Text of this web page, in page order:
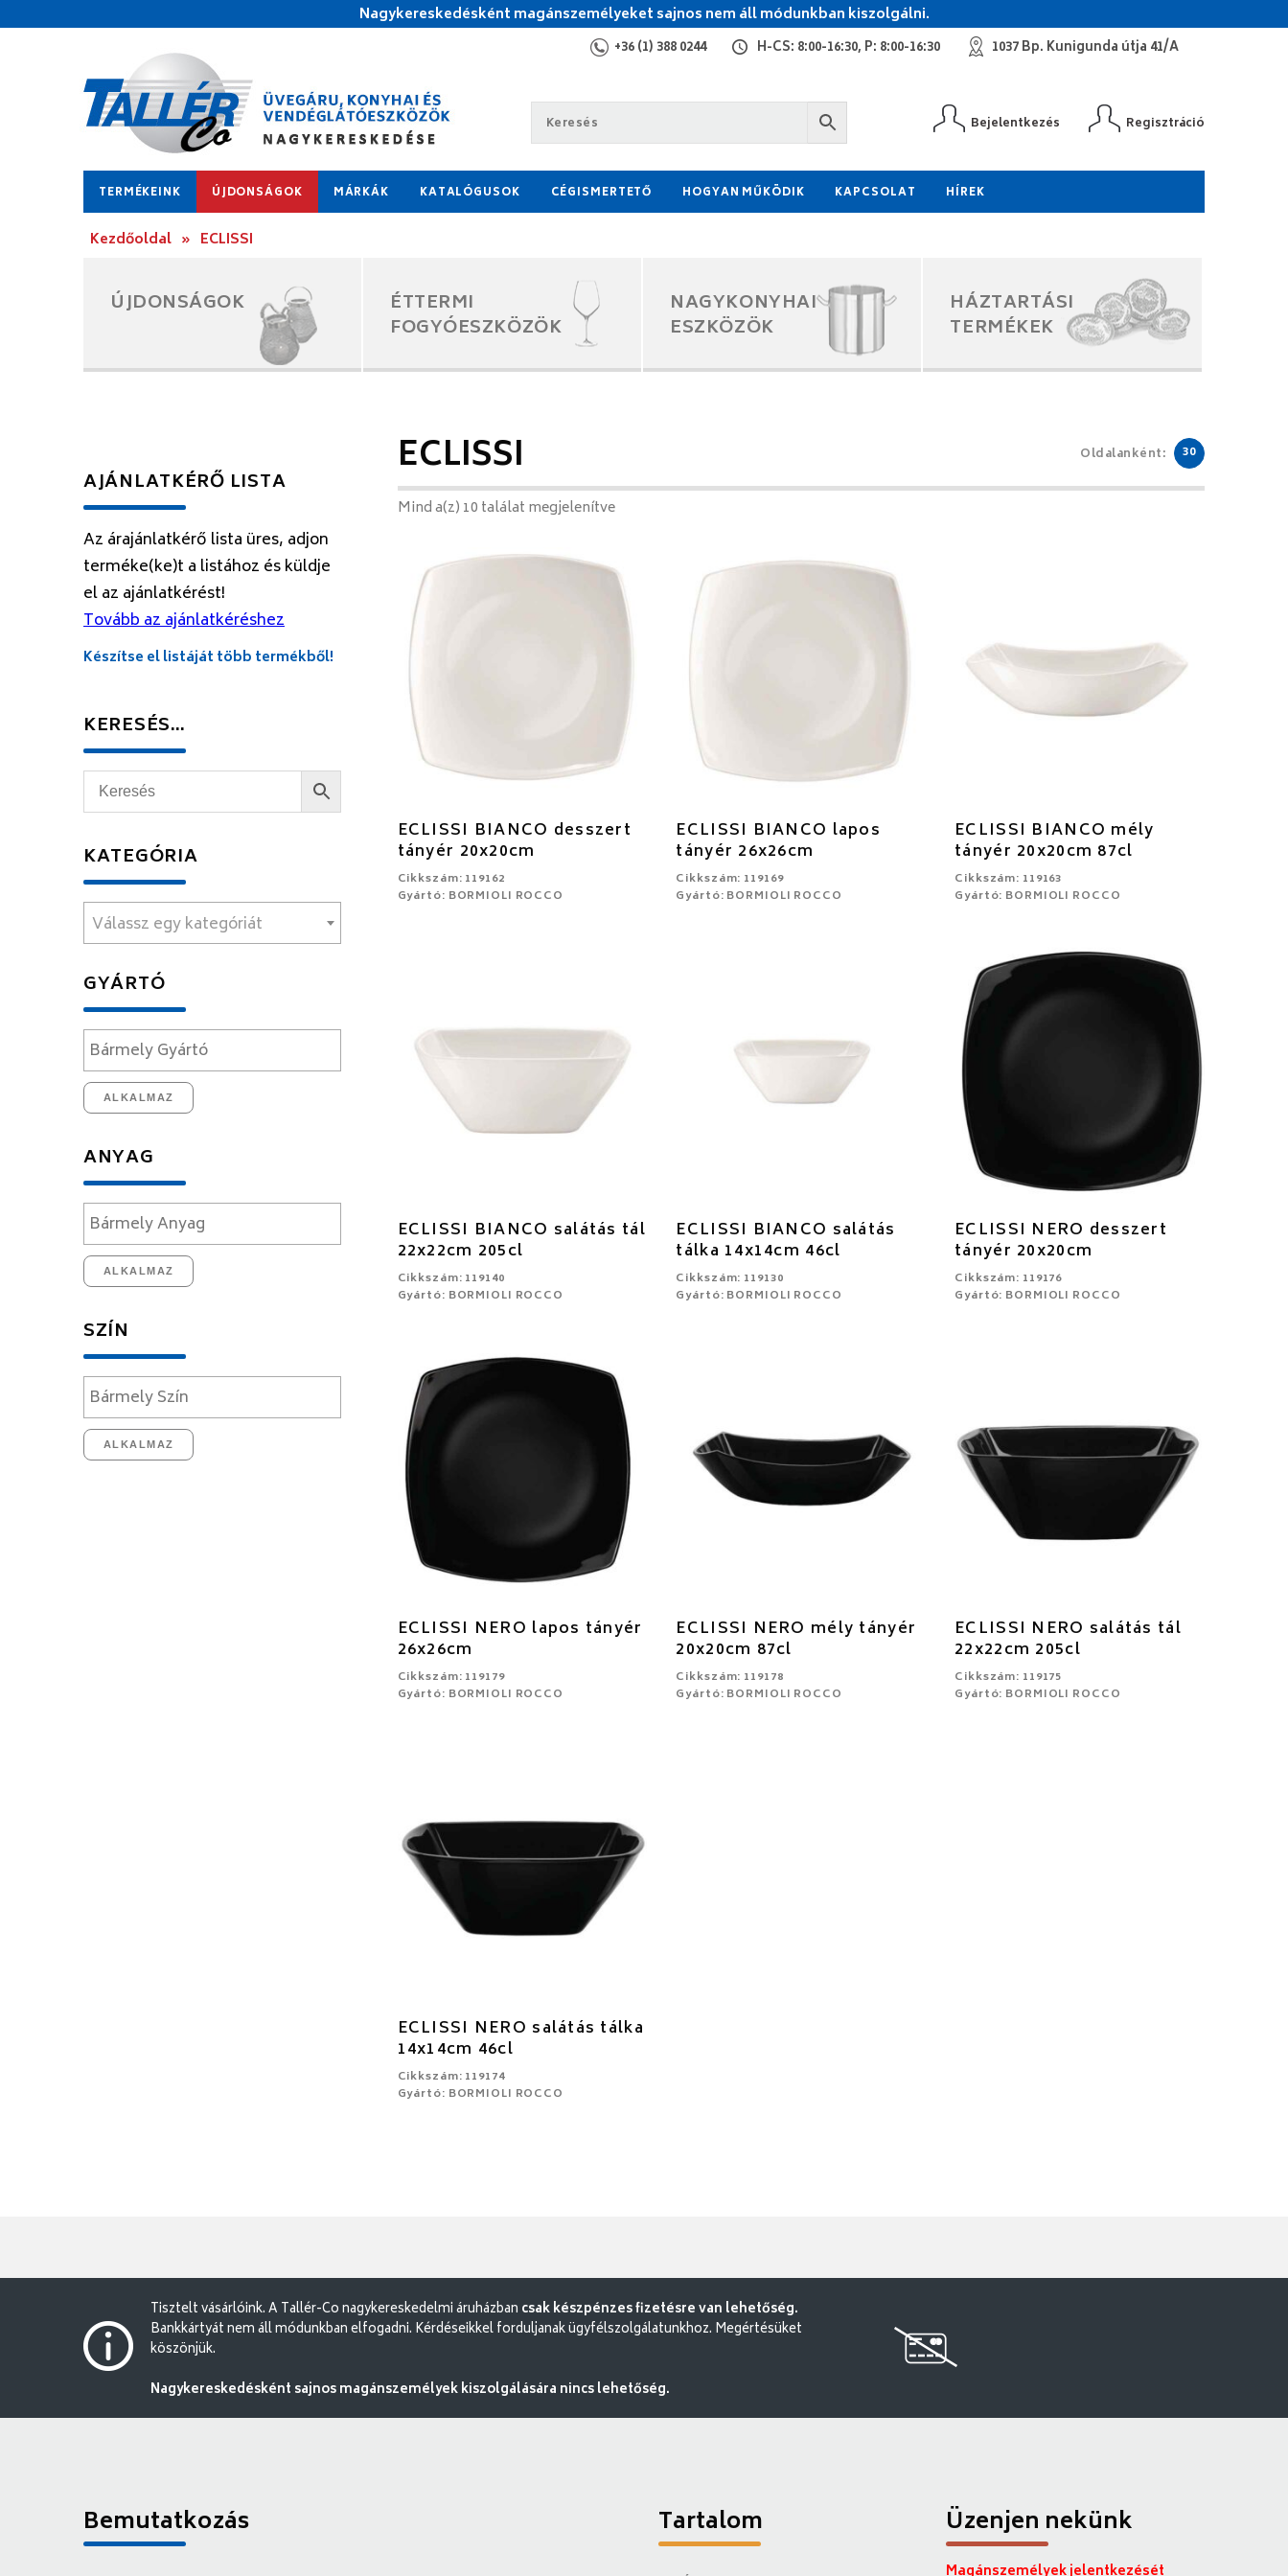
Nagykereskedésként magánszemélyeket sajnos nem áll módunkban kiszolgálni.
+36 (1) 388 0244 H-CS: 8:00-16:30, P: 8:00-16:30 1037 Bp. Kunigunda útja 41/A
Bejelentkezés Regisztráció
TERMÉKEINK ÚJDONSÁGOK MÁRKÁK KATALÓGUSOK CÉGISMERTETŐ HOGYAN MŰKÖDIK KAPCSOLAT HÍREK
Kezdőoldal » ECLISSI
ÚJDONSÁGOK
ÉTTERMI
FOGYÓESZKÖZÖK
NAGYKONYHAI
ESZKÖZÖK
HÁZTARTÁSI
TERMÉKEK
AJÁNLATKÉRŐ LISTA
Az árajánlatkérő lista üres, adjon
terméke(ke)t a listához és küldje
el az ajánlatkérést!
Tovább az ajánlatkéréshez
Készítse el listáját több termékből!
KERESÉS…
KATEGÓRIA
Válassz egy kategóriát
GYÁRTÓ
ALKALMAZ
ANYAG
ALKALMAZ
SZÍN
ALKALMAZ
ECLISSI Oldalanként: 30
Mind a(z) 10 találat megjelenítve
ECLISSI BIANCO desszert
tányér 20x20cm
Cikkszám: 119162
Gyártó: BORMIOLI ROCCO
ECLISSI BIANCO lapos
tányér 26x26cm
Cikkszám: 119169
Gyártó: BORMIOLI ROCCO
ECLISSI BIANCO mély
tányér 20x20cm 87cl
Cikkszám: 119163
Gyártó: BORMIOLI ROCCO
ECLISSI BIANCO salátás tál
22x22cm 205cl
Cikkszám: 119140
Gyártó: BORMIOLI ROCCO
ECLISSI BIANCO salátás
tálka 14x14cm 46cl
Cikkszám: 119130
Gyártó: BORMIOLI ROCCO
ECLISSI NERO desszert
tányér 20x20cm
Cikkszám: 119176
Gyártó: BORMIOLI ROCCO
ECLISSI NERO lapos tányér
26x26cm
Cikkszám: 119179
Gyártó: BORMIOLI ROCCO
ECLISSI NERO mély tányér
20x20cm 87cl
Cikkszám: 119178
Gyártó: BORMIOLI ROCCO
ECLISSI NERO salátás tál
22x22cm 205cl
Cikkszám: 119175
Gyártó: BORMIOLI ROCCO
ECLISSI NERO salátás tálka
14x14cm 46cl
Cikkszám: 119174
Gyártó: BORMIOLI ROCCO
Tisztelt vásárlóink. A Tallér-Co nagykereskedelmi áruházban csak készpénzes fizetésre van lehetőség.
Bankkártyát nem áll módunkban elfogadni. Kérdéseikkel forduljanak ügyfélszolgálatunkhoz. Megértésüket
köszönjük.
Nagykereskedésként sajnos magánszemélyek kiszolgálására nincs lehetőség.
Bemutatkozás Tartalom Üzenjen nekünk